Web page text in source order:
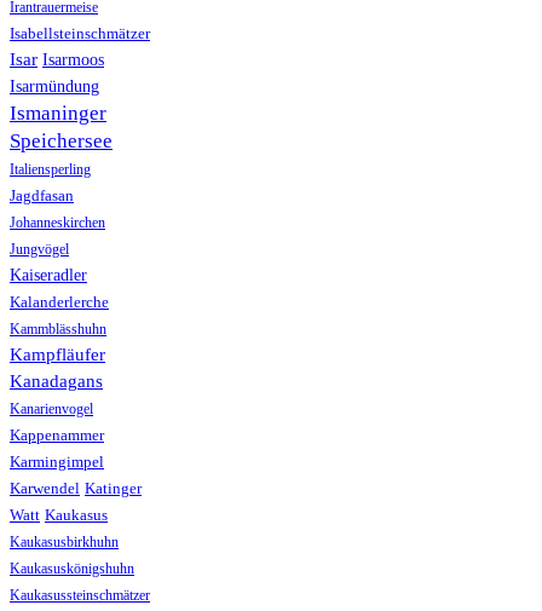
Irantrauermeise
Isabellsteinschmätzer
Isar Isarmoos
Isarmündung
Ismaninger
Speichersee
Italiensperling
Jagdfasan
Johanneskirchen
Jungvögel
Kaiseradler
Kalanderlerche
Kammblässhuhn
Kampfläufer
Kanadagans
Kanarienvogel
Kappenammer
Karmingimpel
Karwendel Katinger
Watt Kaukasus
Kaukasusbirkhuhn
Kaukasuskönigshuhn
Kaukasussteinschmätzer